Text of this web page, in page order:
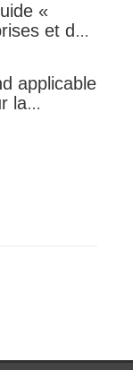
«
et des
applicable
la